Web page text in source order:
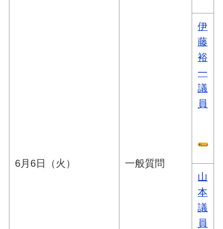
6月6日（火） 一般質問
伊
藤
裕
一
議
員
山
本
議
員